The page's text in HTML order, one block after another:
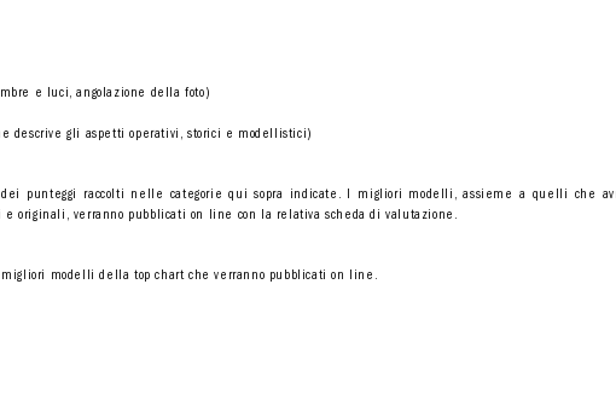
e luci, angolazione della foto)
descrive gli aspetti operativi, storici e modellistici)
punteggi raccolti nelle categorie qui sopra indicate. I migliori modelli, assieme a quelli che
originali, verranno pubblicati on line con la relativa scheda di valutazione.
modelli della top chart che verranno pubblicati on line.